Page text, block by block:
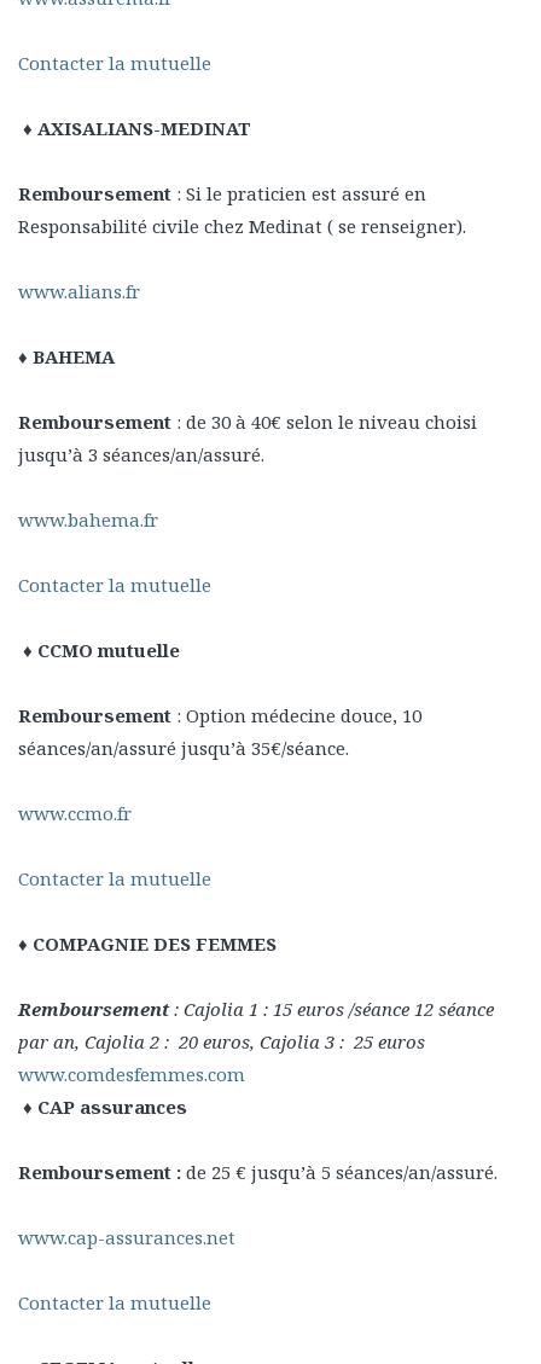
Contacter la mutuelle
♦ AXISALIANS-MEDINAT
Remboursement : Si le praticien est assuré en
Responsabilité civile chez Medinat ( se renseigner).
www.alians.fr
♦ BAHEMA
Remboursement : de 30 à 40€ selon le niveau choisi
jusqu’à 3 séances/an/assuré.
www.bahema.fr
Contacter la mutuelle
♦ CCMO mutuelle
Remboursement : Option médecine douce, 10
séances/an/assuré jusqu’à 35€/séance.
www.ccmo.fr
Contacter la mutuelle
♦ COMPAGNIE DES FEMMES
Remboursement: Cajolia 1 : 15 euros /séance 12 séance
par an, Cajolia 2 : 20 euros, Cajolia 3 : 25 euros
www.comdesfemmes.com
♦ CAP assurances
Remboursement : de 25 € jusqu’à 5 séances/an/assuré.
www.cap-assurances.net
Contacter la mutuelle